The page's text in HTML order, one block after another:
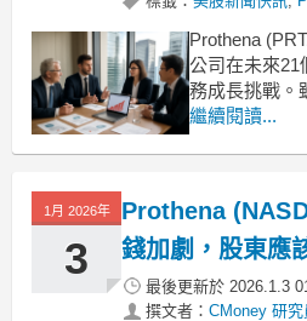
Prothena
公司在未來21
務成長挑戰。
利，但分析師
億美元的現
消耗了1.88億
繼續閱讀...
1月 2026年
3
Prothena
錢加劇，股東應
最後更新於 2026.1.3
撰文者： CMoney 研究